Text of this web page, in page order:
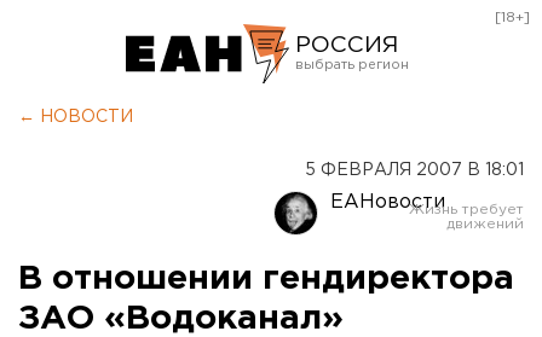
РОССИЯ
Оренбург
[18+]
← НОВОСТИ
5 ФЕВРАЛЯ 2007 В 18:01
ЕАНовости
В отношении гендиректора
ЗАО «Водоканал»